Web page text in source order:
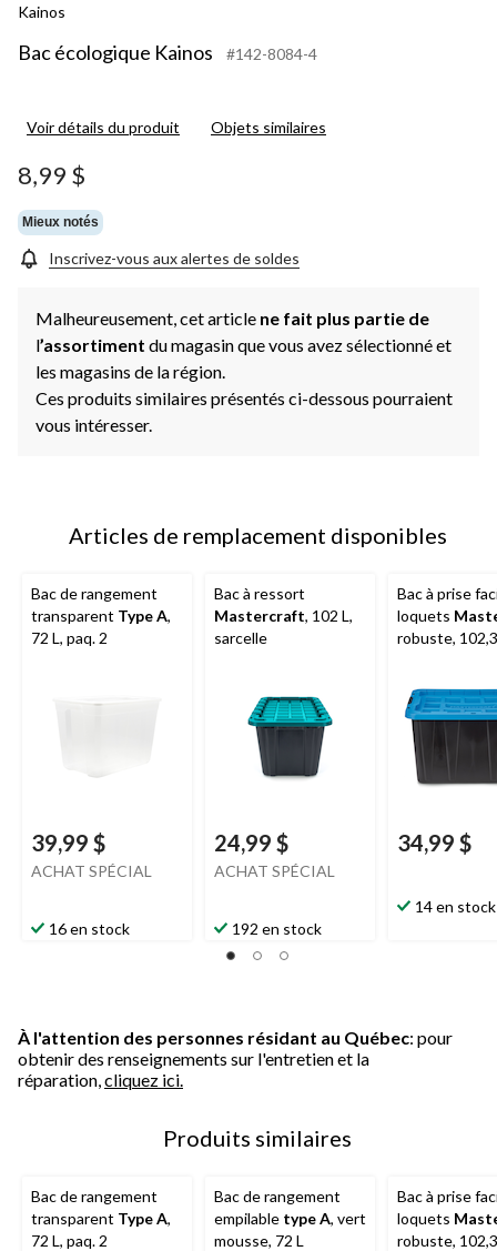
Kainos
Bac écologique Kainos #142-8084-4
Voir détails du produit Objets similaires
8,99 $
Mieux notés
Inscrivez-vous aux alertes de soldes
Malheureusement, cet article ne fait plus partie de
l’assortiment du magasin que vous avez sélectionné et
les magasins de la région.
Ces produits similaires présentés ci-dessous pourraient
vous intéresser.
Articles de remplacement disponibles
Bac de rangement
transparent Type A,
72 L, paq. 2
39,99 $
ACHAT SPÉCIAL
16 en stock
Bac à ressort
Mastercraft, 102 L,
sarcelle
24,99 $
ACHAT SPÉCIAL
192 en stock
Bac à prise
loquets
robuste,
34,99 $
14 en stock
À l'attention des personnes résidant au Québec: pour
obtenir des renseignements sur l'entretien et la
réparation, cliquez ici.
Produits similaires
Bac de rangement
transparent Type A,
72 L, paq. 2
Bac de rangement
empilable type A, vert
mousse, 72 L
Bac à prise
loquets
robuste,